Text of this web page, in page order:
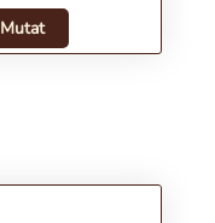
Mutat